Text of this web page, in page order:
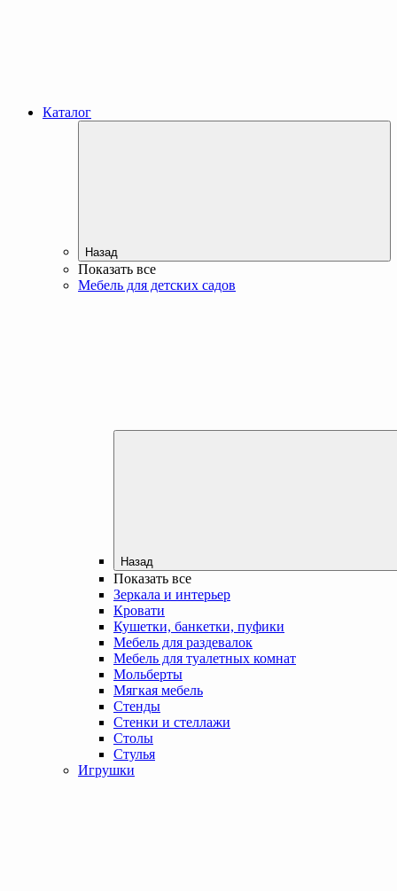
Каталог
Назад
Показать все
Мебель для детских садов
Назад
Показать все
Зеркала и интерьер
Кровати
Кушетки, банкетки, пуфики
Мебель для раздевалок
Мебель для туалетных комнат
Мольберты
Мягкая мебель
Стенды
Стенки и стеллажи
Столы
Стулья
Игрушки